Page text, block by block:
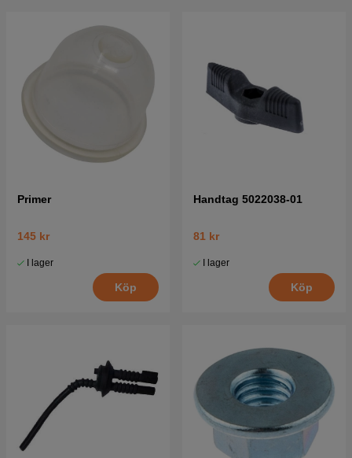
Primer
145 kr
I lager
Köp
Handtag 5022038-01
81 kr
I lager
Köp